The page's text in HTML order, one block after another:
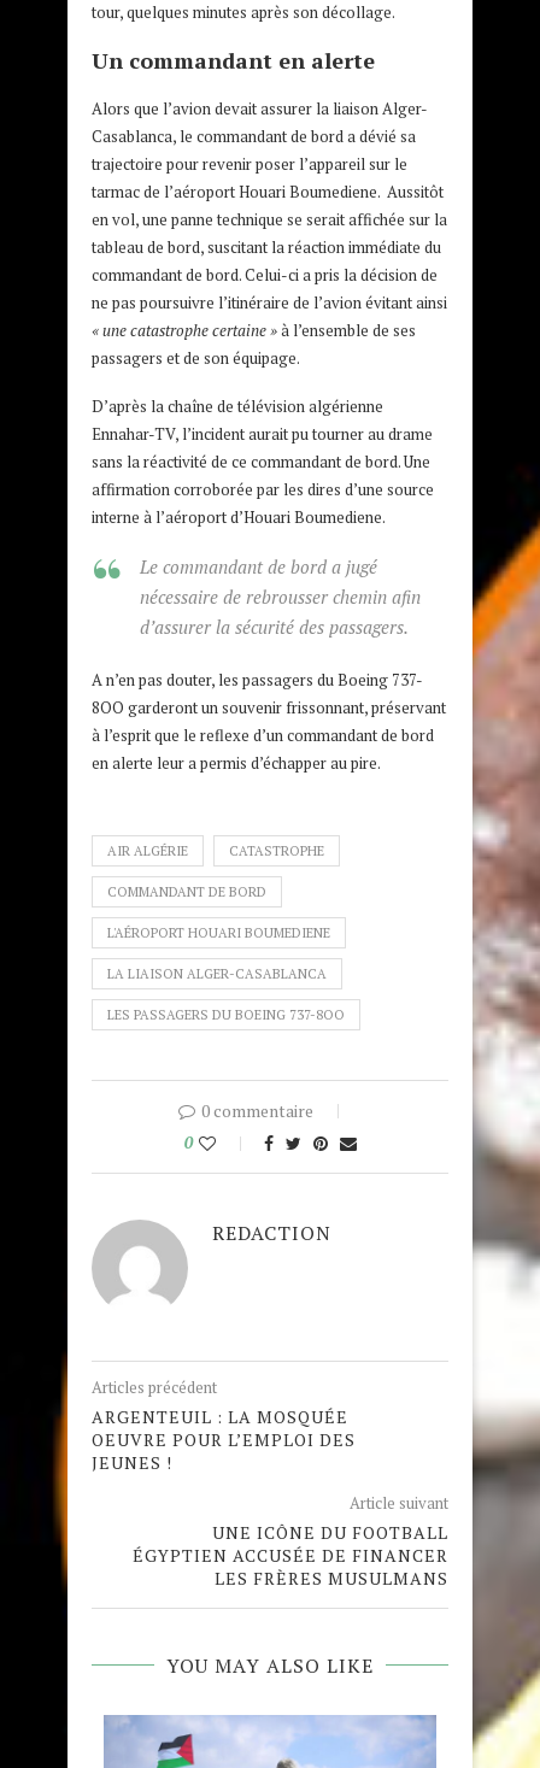
tour, quelques minutes après son décollage.
Un commandant en alerte
Alors que l’avion devait assurer la liaison Alger-
Casablanca, le commandant de bord a dévié sa
trajectoire pour revenir poser l’appareil sur le
tarmac de l’aéroport Houari Boumediene. Aussitôt
en vol, une panne technique se serait affichée sur la
tableau de bord, suscitant la réaction immédiate du
commandant de bord. Celui-ci a pris la décision de
ne pas poursuivre l’itinéraire de l’avion évitant ainsi
« une catastrophe certaine »à l’ensemble de ses
passagers et de son équipage.
D’après la chaîne de télévision algérienne
Ennahar-TV, l’incident aurait pu tourner au drame
sans la réactivité de ce commandant de bord. Une
affirmation corroborée par les dires d’une source
interne à l’aéroport d’Houari Boumediene.
Le commandant de bord a jugé
nécessaire de rebrousser chemin afin
d’assurer la sécurité des passagers.
A n’en pas douter, les passagers du Boeing 737-
8OO garderont un souvenir frissonnant, préservant
à l’esprit que le reflexe d’un commandant de bord
en alerte leur a permis d’échapper au pire.
AIR ALGÉRIE CATASTROPHE
COMMANDANT DE BORD
L'AÉROPORT HOUARI BOUMEDIENE
LA LIAISON ALGER-CASABLANCA
LES PASSAGERS DU BOEING 737-8OO
0 commentaire
0
REDACTION
Articles précédent
ARGENTEUIL : LA MOSQUÉE
OEUVRE POUR L’EMPLOI DES
JEUNES !
Article suivant
UNE ICÔNE DU FOOTBALL
ÉGYPTIEN ACCUSÉE DE FINANCER
LES FRÈRES MUSULMANS
YOU MAY ALSO LIKE